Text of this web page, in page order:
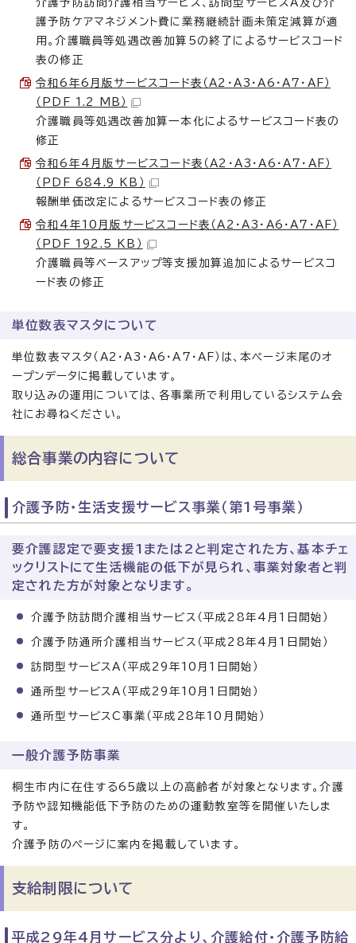
介護予防訪問介護相当サービス、訪問型サービスA及び介
護予防ケアマネジメント費に業務継続計画未策定減算が適
用。介護職員等処遇改善加算5の終了によるサービスコード
表の修正
令和6年6月版サービスコード表（A2・A3・A6・A7・AF）
（PDF 1.2 MB）
介護職員等処遇改善加算一本化によるサービスコード表の
修正
令和6年4月版サービスコード表（A2・A3・A6・A7・AF）
（PDF 684.9 KB）
報酬単価改定によるサービスコード表の修正
令和4年10月版サービスコード表（A2・A3・A6・A7・AF）
（PDF 192.5 KB）
介護職員等ベースアップ等支援加算追加によるサービスコ
ード表の修正
単位数表マスタについて
単位数表マスタ（A2・A3・A6・A7・AF）は、本ページ末尾のオ
ープンデータに掲載しています。
取り込みの運用については、各事業所で利用しているシステム会
社にお尋ねください。
総合事業の内容について
介護予防・生活支援サービス事業（第1号事業）
要介護認定で要支援1または2と判定された方、基本チェ
ックリストにて生活機能の低下が見られ、事業対象者と判
定された方が対象となります。
介護予防訪問介護相当サービス（平成28年4月1日開始）
介護予防通所介護相当サービス（平成28年4月1日開始）
訪問型サービスA（平成29年10月1日開始）
通所型サービスA（平成29年10月1日開始）
通所型サービスC事業（平成28年10月開始）
一般介護予防事業
桐生市内に在住する65歳以上の高齢者が対象となります。介護
予防や認知機能低下予防のための運動教室等を開催いたしま
す。
介護予防のページに案内を掲載しています。
支給制限について
平成29年4月サービス分より、介護給付・介護予防給